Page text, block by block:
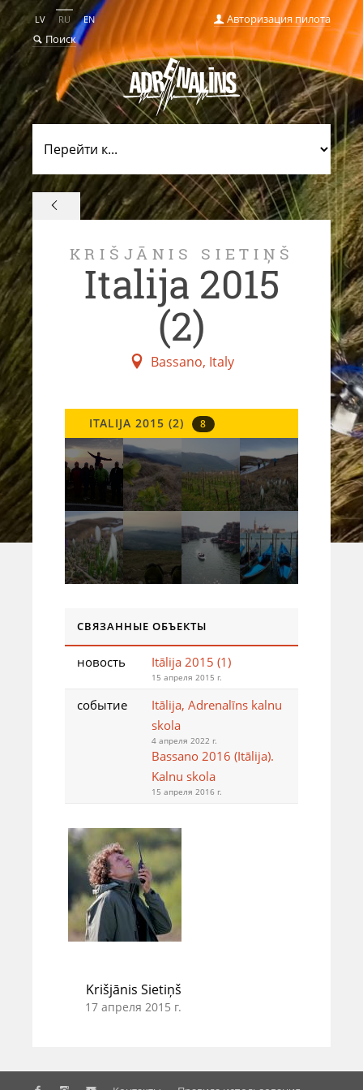
LV RU EN
Поиск
Авторизация пилота
KRIŠJĀNIS SIETIŅŠ
Italija 2015
(2)
Bassano, Italy
ITALIJA 2015 (2) 8
СВЯЗАННЫЕ ОБЪЕКТЫ
новость Itālija 2015 (1)
15 апреля 2015 г.
событие
Itālija, Adrenalīns kalnu
skola
4 апреля 2022 г.
Bassano 2016 (Itālija).
Kalnu skola
15 апреля 2016 г.
Krišjānis Sietiņš
17 апреля 2015 г.